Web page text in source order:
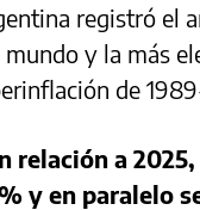
registró el
mundo y la más
de
relación a
y en paralelo